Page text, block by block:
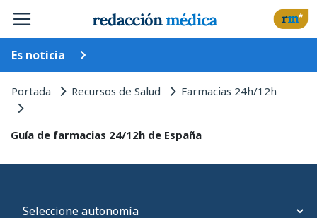
Es noticia
Portada Recursos de Salud Farmacias 24h/12h
Guía de farmacias 24/12h de España